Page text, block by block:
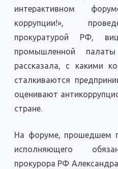
интерактивном
коррупции!»,
прокуратурой РФ,
промышленной
рассказала, с какими
сталкиваются
оценивают
стране.
На форуме, прошедшем
исполняющего
прокурора РФ